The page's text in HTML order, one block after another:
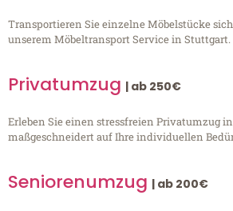
Transportieren Sie einzelne Möbelstücke
unserem Möbeltransport Service in Stuttgart.
Privatumzug | ab 250€
Erleben Sie einen stressfreien Privatumzug
maßgeschneidert auf Ihre individuellen
Seniorenumzug | ab 200€